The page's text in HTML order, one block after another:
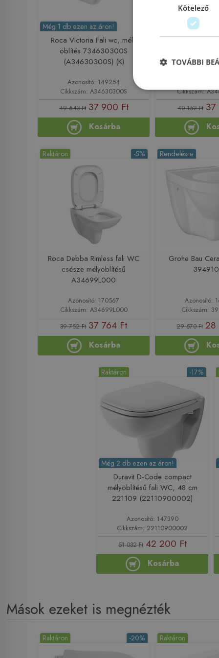
Még 1 db ezen az áron!
Roca Victoria Fali wc, mély
öblítés 734630300S
(A34630300S) (K)
Azonosító: 149254
Cikkszám: A34630300S
49 643 Ft 37 900 Ft
Kosárba
Roca Debba
Cikkszám:
40 152 Ft 37
-5%
Raktáron
Roca Debba Rimless fali WC
csésze mélyöblítésű
A34699L000
Azonosító: 170567
Cikkszám: A34699L000
39 752 Ft 37 764 Ft
Kosárba
Rendelésre
Grohe Bau
Azonosító:
Cikkszám:
29 570 Ft 28
-17%
Raktáron
Még 2 db ezen az áron!
Duravit D-Code compact
mélyöblítésű fali WC, 48 cm
221109 (22110900002)
Azonosító: 147390
Cikkszám: 22110900002
51 032 Ft 42 200 Ft
Kosárba
Mások ezeket is megnézték
-20%
Raktáron Raktáron
Kötelező
TOVÁBBI